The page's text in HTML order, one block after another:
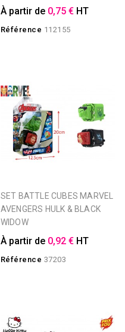
À partir de 0,75 € HT
Référence 112155
SET BATTLE CUBES MARVEL
AVENGERS HULK & BLACK
WIDOW
À partir de 0,92 € HT
Référence 37203